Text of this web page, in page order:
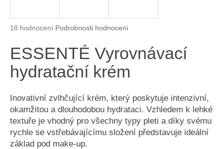
Průměrné hodnocení produktu je 5,0 z 5 hvězdiček.
18 hodnocení Podrobnosti hodnocení
ESSENTÉ Vyrovnávací
hydratační krém
Inovativní zvlhčující krém, který poskytuje intenzivní,
okamžitou a dlouhodobou hydrataci. Vzhledem k lehké
textuře je vhodný pro všechny typy pleti a díky svému
rychle se vstřebávajícímu složení představuje ideální
základ pod make-up.
j
t
?